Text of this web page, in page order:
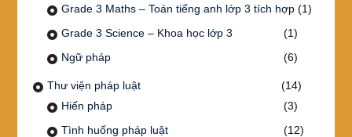
Grade 3 Maths – Toán tiếng anh lớp 3 tích hợp(1)
Grade 3 Science – Khoa học lớp 3
(1)
Ngữ pháp
(6)
Thư viện pháp luật
(14)
Hiến pháp
(3)
Tình huống pháp luật
(12)